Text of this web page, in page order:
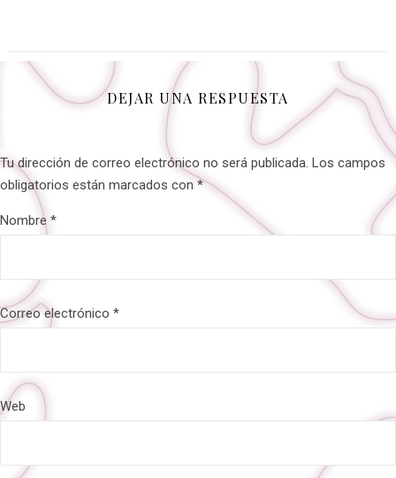
DEJAR UNA RESPUESTA
Tu dirección de correo electrónico no será publicada. Los campos
obligatorios están marcados con *
Nombre *
Correo electrónico *
Web